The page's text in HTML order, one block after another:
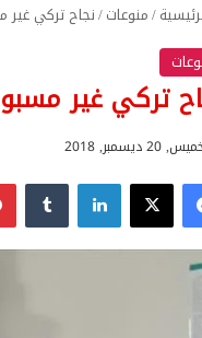
/منوعات/نجاح تركي
تركي غير
20 ديسمبر, 2018
فيسبوك‫X لينكدإن